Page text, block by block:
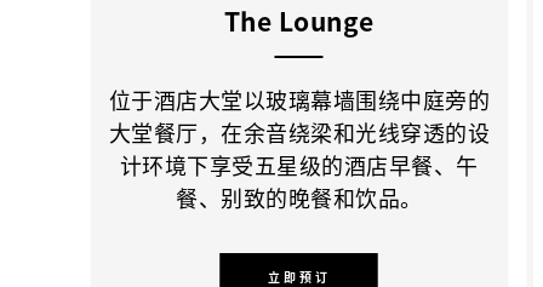
The Lounge
位于酒店大堂以玻璃幕墙围绕中庭旁的
大堂餐厅，在余音绕梁和光线穿透的设
计环境下享受五星级的酒店早餐、午
餐、别致的晚餐和饮品。
立即预订